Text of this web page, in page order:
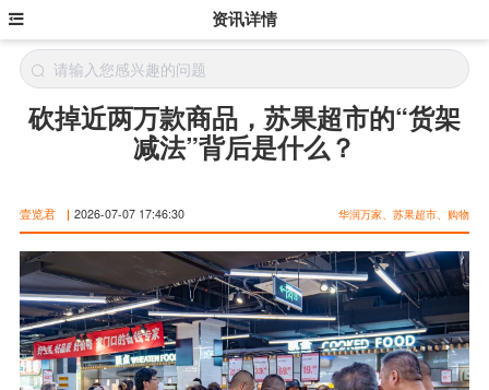
资讯详情
砍掉近两万款商品，苏果超市的“货架
减法”背后是什么？
壹览君 | 2026-07-07 17:46:30 华润万家、苏果超市、购物